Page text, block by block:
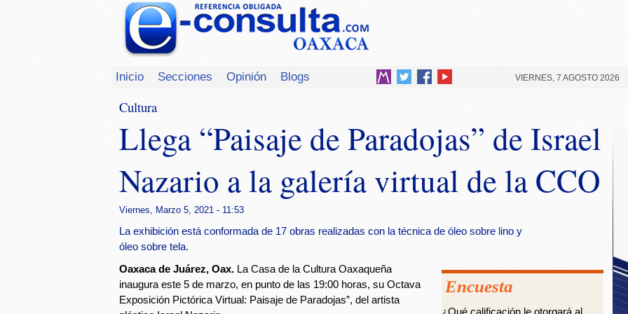
Inicio Secciones Opinión Blogs VIERNES, 7 AGOSTO 2026
Cultura
Llega “Paisaje de Paradojas” de Israel
Nazario a la galería virtual de la CCO
Viernes, Marzo 5, 2021 - 11:53
La exhibición está conformada de 17 obras realizadas con la técnica de óleo sobre lino y
óleo sobre tela.
Oaxaca de Juárez, Oax. La Casa de la Cultura Oaxaqueña
inaugura este 5 de marzo, en punto de las 19:00 horas, su Octava
Exposición Pictórica Virtual: Paisaje de Paradojas”, del artista
Encuesta
¿Qué calificación le otorgará al